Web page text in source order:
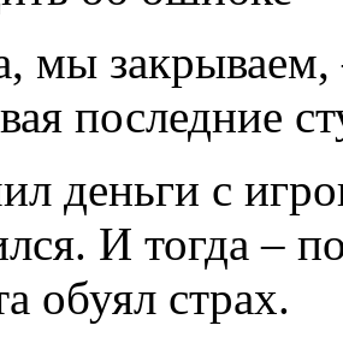
мы
последние
деньги с
И тогда –
обуял страх.